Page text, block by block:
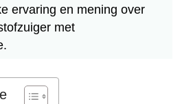
ervaring en mening over
met